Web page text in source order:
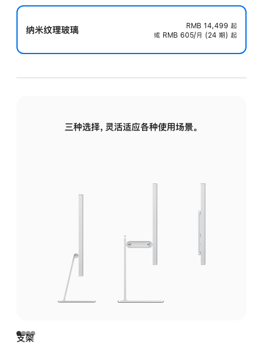
纳米纹理玻璃 RMB 14,499 起
或 RMB 605/月 (24 期) 起
三种选择，灵活适应各种使用场景。
支架